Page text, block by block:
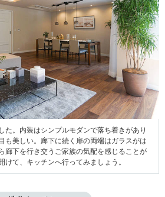
た。内装はシンプルモダンで落ち着きがあり
も美しい。廊下に続く扉の両端はガラスがは
廊下を行き交うご家族の気配を感じることが
けて、キッチンへ行ってみましょう。